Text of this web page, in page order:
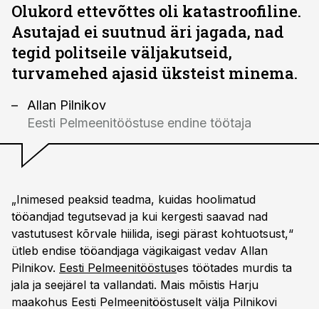
Olukord ettevõttes oli katastroofiline.
Asutajad ei suutnud äri jagada, nad
tegid politseile väljakutseid,
turvamehed ajasid üksteist minema.
Allan Pilnikov
Eesti Pelmeenitööstuse endine töötaja
„Inimesed peaksid teadma, kuidas hoolimatud
tööandjad tegutsevad ja kui kergesti saavad nad
vastutusest kõrvale hiilida, isegi pärast kohtuotsust,“
ütleb endise tööandjaga vägikaigast vedav Allan
Pilnikov. Eesti Pelmeenitööstuses töötades murdis ta
jala ja seejärel ta vallandati. Mais mõistis Harju
maakohus Eesti Pelmeenitööstuselt välja Pilnikovi